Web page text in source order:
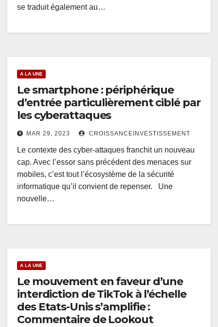
se traduit également au…
A LA UNE
Le smartphone : périphérique
d’entrée particulièrement ciblé par
les cyberattaques
MAR 29, 2023 CROISSANCEINVESTISSEMENT
Le contexte des cyber-attaques franchit un nouveau
cap. Avec l’essor sans précédent des menaces sur
mobiles, c’est tout l’écosystème de la sécurité
informatique qu’il convient de repenser. Une
nouvelle…
A LA UNE
Le mouvement en faveur d’une
interdiction de TikTok à l’échelle
des Etats-Unis s’amplifie :
Commentaire de Lookout